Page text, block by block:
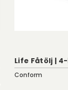
Life Fåtölj |
Conform